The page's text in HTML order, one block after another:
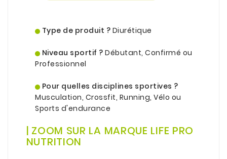
Type de produit ? Diurétique
Niveau sportif ? Débutant, Confirmé ou
Professionnel
Pour quelles disciplines sportives ?
Musculation, Crossfit, Running, Vélo ou
Sports d'endurance
| ZOOM SUR LA MARQUE LIFE PRO
NUTRITION